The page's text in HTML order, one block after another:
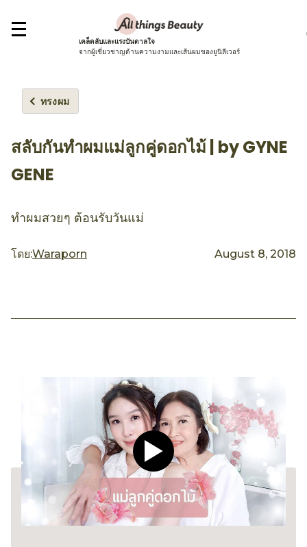
เคล็ดลับและแรงบันดาลใจ
จากผู้เชี่ยวชาญด้านความงามและเส้นผมของยูนิลีเวอร์
ทรงผม
สลับกันทำผมแม่ลูกคู่ดอกไม้ | by GYNE
GENE
ทำผมสวยๆ ต้อนรับวันแม่
โดย:Waraporn August 8, 2018
Play video CLEAR Men